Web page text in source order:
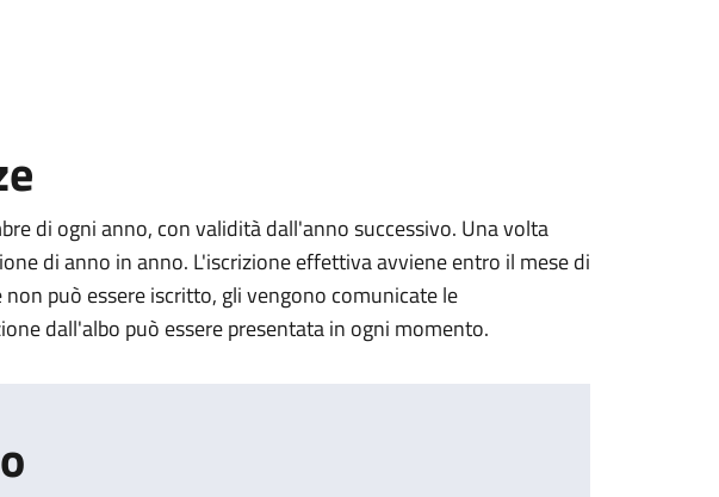
di ogni anno, con validità dall'anno successivo. Una volta
di anno in anno. L'iscrizione effettiva avviene entro il mese di
può essere iscritto, gli vengono comunicate le
dall'albo può essere presentata in ogni momento.